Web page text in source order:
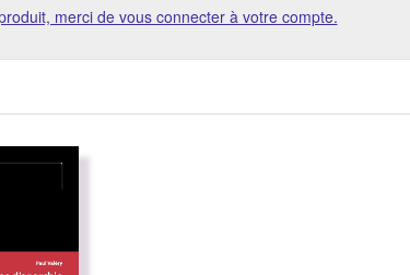
merci de vous connecter à votre compte.